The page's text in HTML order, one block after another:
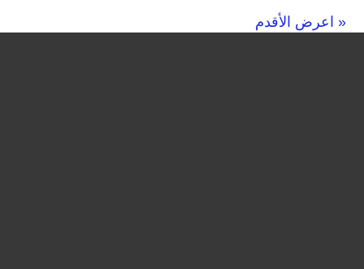
« اعرض الأقدم